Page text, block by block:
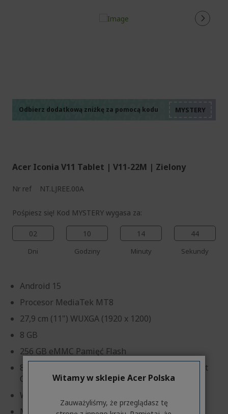
Odbierz dodatkową zniżkę za pomocą kodu
Acer Iconia V11 Tablet | V11-22M | Zielony
Nr ref NT.LJREE.00A
Pośpiesz się! Kod MYSTERY wygasa za:
02
Dni
10
Godziny
14
Minuty
44
Sekundy
Android 15
Procesor MediaTek MT8
27,9 cm (11") WUXGA (1920 x 1200)
8 GB
256 GB eMMC Pamięć Flash
8 Megapiksel (Rear Camera), 5 Megapiksel (Front
Camera)
Wi-Fi + 4G
Magnetyczne etui na dokumenty, szare
Witamy w sklepie Acer Polska
Zauważyliśmy, że przeglądasz tę